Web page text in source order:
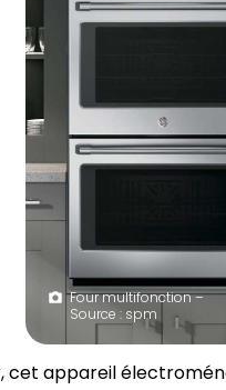
Four multifonction –
Source : spm
cet appareil